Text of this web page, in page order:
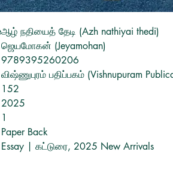
ஆழ் நதியைத் தேடி (Azh nathiyai thedi)
ஜெயமோகன் (Jeyamohan)
9789395260206
விஷ்ணுபுரம் பதிப்பகம் (Vishnupuram
152
2025
1
Paper Back
Essay | கட்டுரை, 2025 New Arrivals